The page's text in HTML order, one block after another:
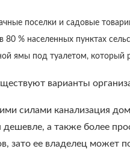
поселки и садовые
в 80 % населенных пунктах
ямы под туалетом,
варианты
силами канализация
дешевле, а также более
зато ее владелец может